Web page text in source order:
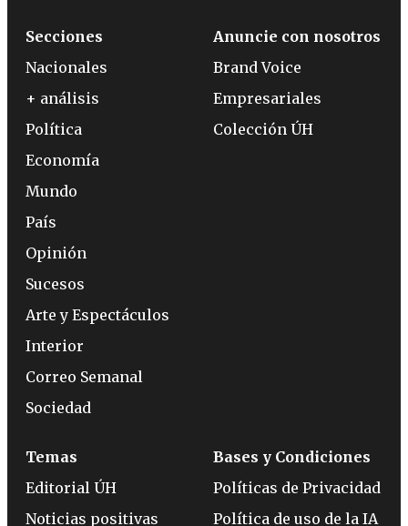
Secciones
Nacionales
+ análisis
Política
Economía
Mundo
País
Opinión
Sucesos
Arte y Espectáculos
Interior
Correo Semanal
Sociedad
Anuncie con nosotros
Brand Voice
Empresariales
Colección ÚH
Temas
Editorial ÚH
Noticias positivas
Bases y Condiciones
Políticas de Privacidad
Política de uso de la IA